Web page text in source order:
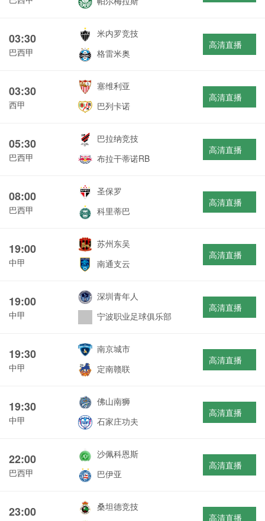
03:30
巴西甲
米内罗竞技
格雷米奥
高清直播
03:30
西甲
塞维利亚
巴列卡诺
高清直播
05:30
巴西甲
巴拉纳竞技
布拉干蒂诺RB
高清直播
08:00
巴西甲
圣保罗
科里蒂巴
高清直播
19:00
中甲
苏州东吴
南通支云
高清直播
19:00
中甲
深圳青年人
宁波职业足球俱乐部
高清直播
19:30
中甲
南京城市
定南赣联
高清直播
19:30
中甲
佛山南狮
石家庄功夫
高清直播
22:00
巴西甲
沙佩科恩斯
巴伊亚
高清直播
23:00
桑坦德竞技
高清直播